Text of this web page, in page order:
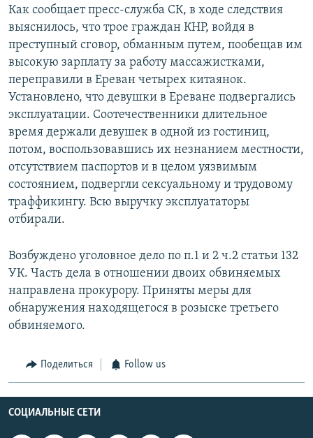
Как сообщает пресс-служба СК, в ходе следствия
выяснилось, что трое граждан КНР, войдя в
преступный сговор, обманным путем, пообещав им
высокую зарплату за работу массажистками,
переправили в Ереван четырех китаянок.
Установлено, что девушки в Ереване подвергались
эксплуатации. Соотечественники длительное
время держали девушек в одной из гостиниц,
потом, воспользовавшись их незнанием местности,
отсутствием паспортов и в целом уязвимым
состоянием, подвергли сексуальному и трудовому
траффикингу. Всю выручку эксплуататоры
отбирали.
Возбуждено уголовное дело по п.1 и 2 ч.2 статьи 132
УК. Часть дела в отношении двоих обвиняемых
направлена прокурору. Приняты меры для
обнаружения находящегося в розыске третьего
обвиняемого.
Поделиться Follow us
СОЦИАЛЬНЫЕ СЕТИ